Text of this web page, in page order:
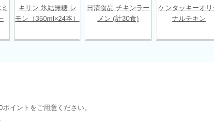
キリン 氷結無糖 レ
モン（350ml×24本）
日清食品 チキンラー
メン (計30食)
ケンタッキーオリ
ナルチキン
イントをご用意ください。